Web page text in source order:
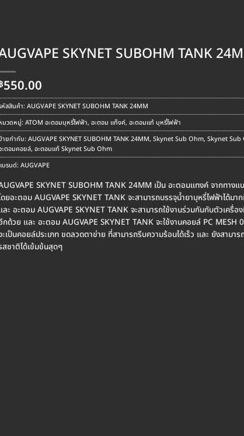
SKYNET SUBOHM TANK
550.00
หัสสินค้า:AUGVAPE SKYNET SUBOHM TANK 24MM
มวดหมู่:ATOM อะตอมบุหรี่ไฟฟ้า, อะตอม แท็งค์, อะตอมแท้ บุหรี่ไฟฟ้า
ายกำกับ:AUGVAPE SKYNET SUBOHM TANK 24MM, Skynet Sub Ohm, Skynet Sub
ะตอมคอยล์, อะตอมแท้ Skynet Sub Ohm
บรนด์:AUGVAPE
SKYNET SUBOHM TANK 24MM เป็น อะตอมแทงค์ จากทางแ
ดยอะตอม AUGVAPE SKYNET TANK จะสามารถบรรจุน้ำยาบุหรี่ไฟฟ้าได้มา
ละ อะตอม AUGVAPE SKYNET TANK จะสามารถใช้งานร่วมกันกับตัวเครื่อ
กด้วย และ อะตอม AUGVAPE SKYNET TANK จะใช้งานคอยล์ PC MESH
ะเป็นคอยล์ประเภท ขดลวดตาข่าย ที่สามารถรีบความร้อนได้เร็ว และ ยังสามา
สชาติได้เข้มข้นสุดๆ